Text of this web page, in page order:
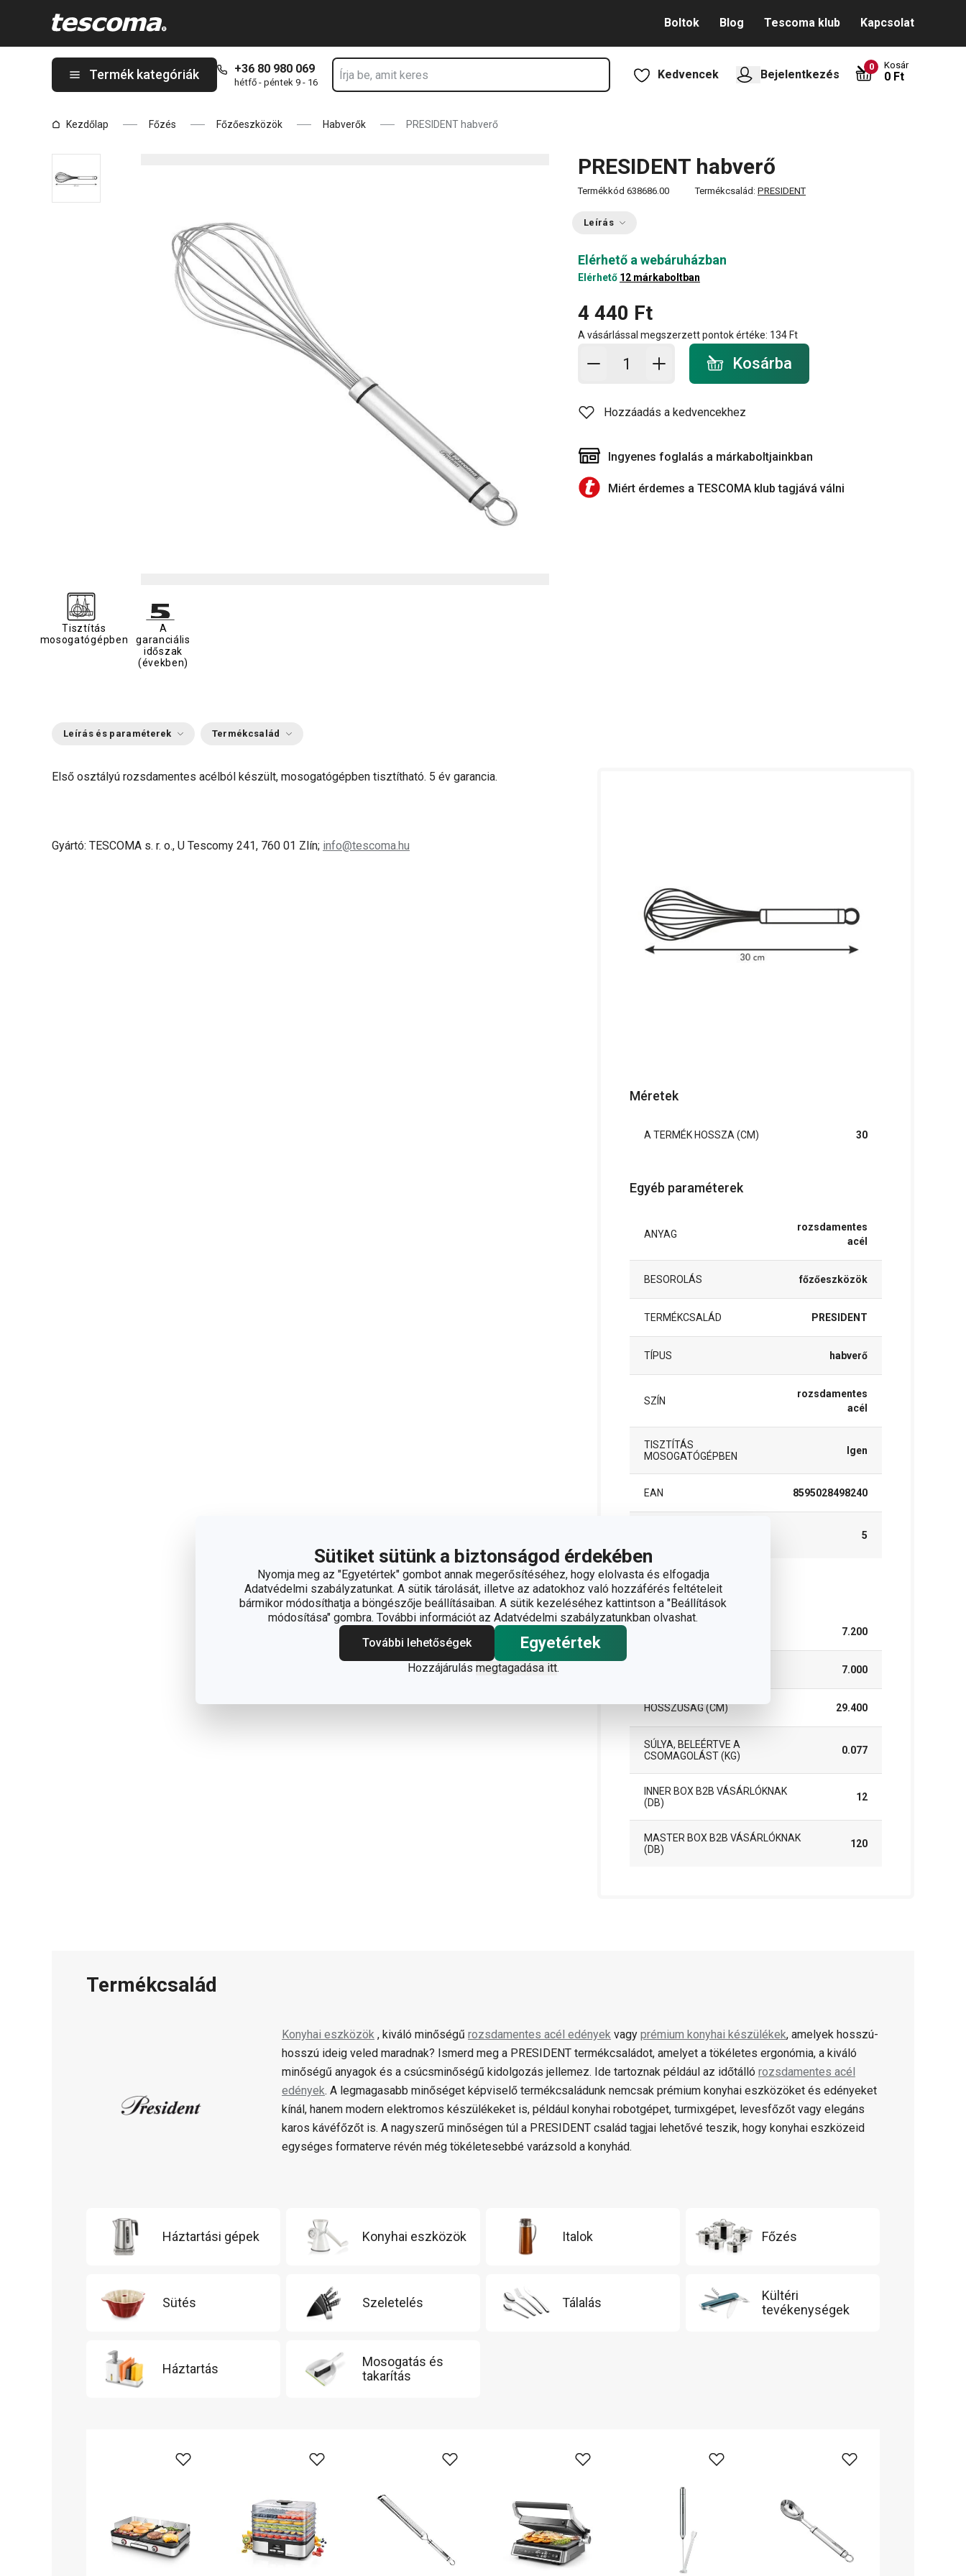
Sütiket sütünk a biztonságod érdekében
Nyomja meg az "Egyetértek" gombot annak megerősítéséhez, hogy elolvasta és elfogadja
Adatvédelmi szabályzatunkat. A sütik tárolását, illetve az adatokhoz való hozzáférés feltételeit
bármikor módosíthatja a böngészője beállításaiban. A sütik kezeléséhez kattintson a "Beállítások
módosítása" gombra. További információt az Adatvédelmi szabályzatunkban olvashat.
További lehetőségek
Egyetértek
Hozzájárulás megtagadása itt.
Boltok Blog Tescoma klub Kapcsolat
Termék kategóriák +36 80 980 069
hétfő - péntek 9 - 16
Kedvencek Bejelentkezés
0 Kosár
0 Ft
Kezdőlap Főzés Főzőeszközök Habverők PRESIDENT habverő
PRESIDENT habverő
Termékkód 638686.00 Termékcsalád: PRESIDENT
Leírás
Elérhető a webáruházban
Elérhető 12 márkaboltban
4 440 Ft
A vásárlással megszerzett pontok értéke: 134 Ft
Kosárba - mennyiség
Kosárba
Hozzáadás a kedvencekhez
Ingyenes foglalás a márkaboltjainkban
Miért érdemes a TESCOMA klub tagjává válni
Tisztítás
mosogatógépben
A
garanciális
időszak
(években)
Leírás és paraméterek Termékcsalád
Első osztályú rozsdamentes acélból készült, mosogatógépben tisztítható. 5 év garancia.
Gyártó: TESCOMA s. r. o., U Tescomy 241, 760 01 Zlín; info@tescoma.hu
Méretek
A TERMÉK HOSSZA (CM) 30
Egyéb paraméterek
ANYAG
rozsdamentes
acél
BESOROLÁS főzőeszközök
TERMÉKCSALÁD PRESIDENT
TÍPUS habverő
SZÍN
rozsdamentes
acél
TISZTÍTÁS
MOSOGATÓGÉPBEN
Igen
EAN 8595028498240
5
Csomag
7.200
7.000
HOSSZÚSÁG (CM) 29.400
SÚLYA, BELEÉRTVE A
CSOMAGOLÁST (KG)
0.077
INNER BOX B2B VÁSÁRLÓKNAK
(DB)
12
MASTER BOX B2B VÁSÁRLÓKNAK
(DB)
120
Termékcsalád
Konyhai eszközök , kiváló minőségű rozsdamentes acél edények vagy prémium konyhai készülékek, amelyek hosszú-
hosszú ideig veled maradnak? Ismerd meg a PRESIDENT termékcsaládot, amelyet a tökéletes ergonómia, a kiváló
minőségű anyagok és a csúcsminőségű kidolgozás jellemez. Ide tartoznak például az időtálló rozsdamentes acél
edények. A legmagasabb minőséget képviselő termékcsaládunk nemcsak prémium konyhai eszközöket és edényeket
kínál, hanem modern elektromos készülékeket is, például konyhai robotgépet, turmixgépet, levesfőzőt vagy elegáns
karos kávéfőzőt is. A nagyszerű minőségen túl a PRESIDENT család tagjai lehetővé teszik, hogy konyhai eszközeid
egységes formaterve révén még tökéletesebbé varázsold a konyhád.
Háztartási gépek Konyhai eszközök Italok Főzés
Sütés Szeletelés Tálalás
Kültéri
tevékenységek
Háztartás
Mosogatás és
takarítás